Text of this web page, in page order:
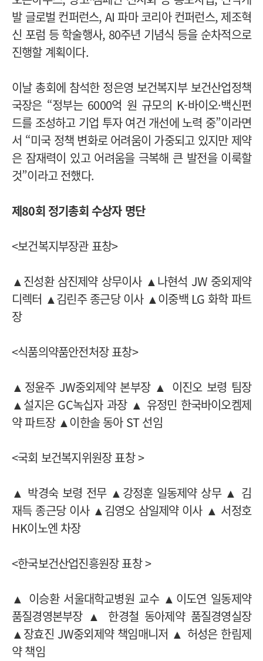
발 글로벌 컨퍼런스, AI 파마 코리아 컨퍼런스, 제조혁
신 포럼 등 학술행사, 80주년 기념식 등을 순차적으로
진행할 계획이다.
이날 총회에 참석한 정은영 보건복지부 보건산업정책
국장은 “정부는 6000억 원 규모의 K-바이오·백신펀
드를 조성하고 기업 투자 여건 개선에 노력 중”이라면
서 “미국 정책 변화로 어려움이 가중되고 있지만 제약
은 잠재력이 있고 어려움을 극복해 큰 발전을 이룩할
것”이라고 전했다.
제80회 정기총회 수상자 명단
<보건복지부장관 표창>
▲진성환 삼진제약 상무이사 ▲나현석 JW 중외제약
디렉터 ▲김린주 종근당 이사 ▲이중백 LG 화학 파트
장
<식품의약품안전처장 표창>
▲정윤주 JW중외제약 본부장 ▲ 이진오 보령 팀장
▲설지은 GC녹십자 과장 ▲ 유정민 한국바이오켐제
약 파트장 ▲이한솔 동아 ST 선임
<국회 보건복지위원장 표창 >
▲ 박경숙 보령 전무 ▲강정훈 일동제약 상무 ▲ 김
재득 종근당 이사 ▲김영오 삼일제약 이사 ▲ 서정호
HK이노엔 차장
<한국보건산업진흥원장 표창 >
▲ 이승환 서울대학교병원 교수 ▲이도연 일동제약
품질경영본부장 ▲ 한경철 동아제약 품질경영실장
▲장효진 JW중외제약 책임매니저 ▲ 허성은 한림제
약 책임